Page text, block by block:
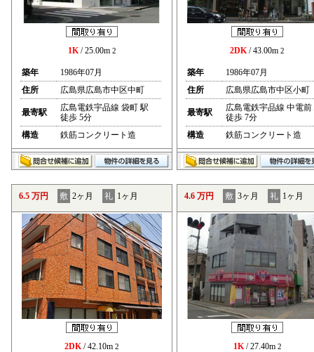
1K/ 25.00m 2
築年
1986年07月
住所
広島県広島市中区中町
最寄駅
広島電鉄宇品線 袋町 駅
徒歩 5分
構造
鉄筋コンクリート造
2DK/ 43.00m 2
築年
1986年07月
住所
広島県広島市中区小町
最寄駅
広島電鉄宇品線 中電前
徒歩 7分
構造
鉄筋コンクリート造
6.5 万円 敷 2ヶ月 礼 1ヶ月
2DK/ 42.10m 2
4.6 万円 敷 3ヶ月 礼 1ヶ月
1K/ 27.40m 2